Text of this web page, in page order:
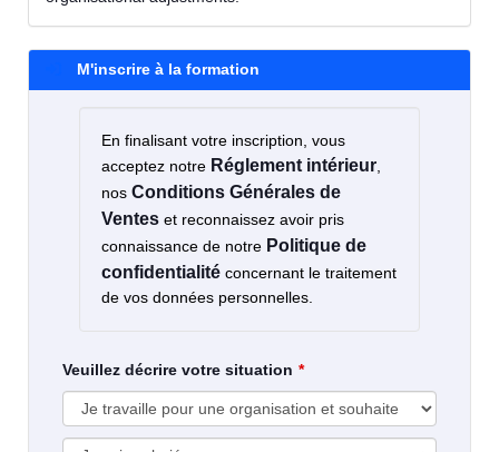
M'inscrire à la formation
En finalisant votre inscription, vous
acceptez notre Réglement intérieur,
nos Conditions Générales de
Ventes et reconnaissez avoir pris
connaissance de notre Politique de
confidentialité concernant le traitement
de vos données personnelles.
Veuillez décrire votre situation